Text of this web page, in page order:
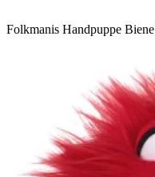
Folkmanis Handpuppe Biene